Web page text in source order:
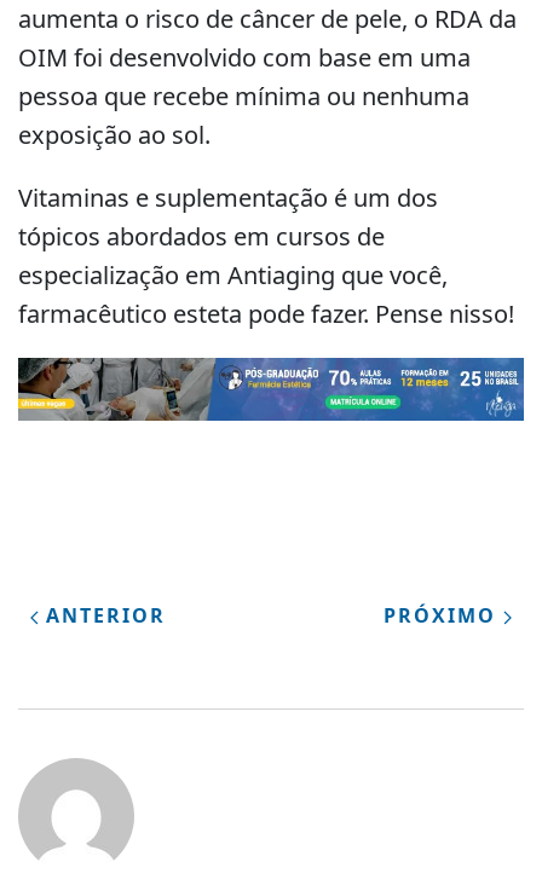
aumenta o risco de câncer de pele, o RDA da
OIM foi desenvolvido com base em uma
pessoa que recebe mínima ou nenhuma
exposição ao sol.
Vitaminas e suplementação é um dos
tópicos abordados em cursos de
especialização em Antiaging que você,
farmacêutico esteta pode fazer. Pense nisso!
ANTERIOR PRÓXIMO